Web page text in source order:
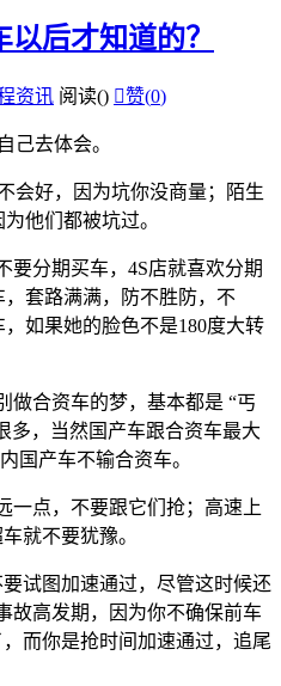
后才知道的？
资讯 阅读() 赞(0)
己去体会。
会好，因为坑你没商量；陌生
他们都被坑过。
要分期买车，4S店就喜欢分期
，套路满满，防不胜防，不
如果她的脸色不是180度大转
做合资车的梦，基本都是 “丐
多，当然国产车跟合资车最大
国产车不输合资车。
一点，不要跟它们抢；高速上
就不要犹豫。
试图加速通过，尽管这时候还
故高发期，因为你不确保前车
而你是抢时间加速通过，追尾